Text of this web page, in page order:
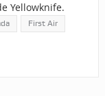
Yellowknife.
First Air